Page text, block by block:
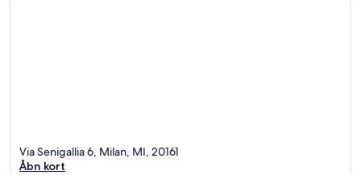
Via Senigallia 6, Milan, MI, 20161
Åbn kort